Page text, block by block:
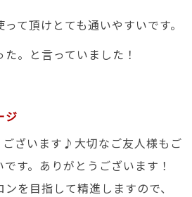
て頂けとても通いやすいです。
。と言っていました！
ジ
ざいます♪大切なご友人様もご
す。ありがとうございます！
を目指して精進しますので、